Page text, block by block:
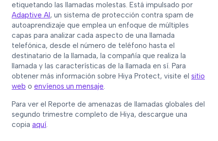
etiquetando las llamadas molestas. Está impulsado por
Adaptive AI, un sistema de protección contra spam de
autoaprendizaje que emplea un enfoque de múltiples
capas para analizar cada aspecto de una llamada
telefónica, desde el número de teléfono hasta el
destinatario de la llamada, la compañía que realiza la
llamada y las características de la llamada en sí. Para
obtener más información sobre Hiya Protect, visite el sitio
web o envíenos un mensaje.
Para ver el Reporte de amenazas de llamadas globales del
segundo trimestre completo de Hiya, descargue una
copia aquí.